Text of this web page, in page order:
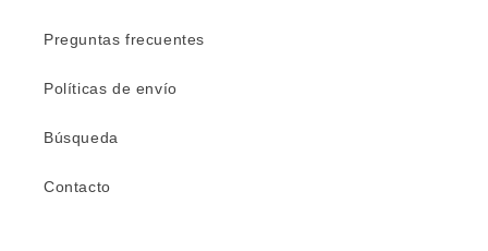
Preguntas frecuentes
Políticas de envío
Búsqueda
Contacto